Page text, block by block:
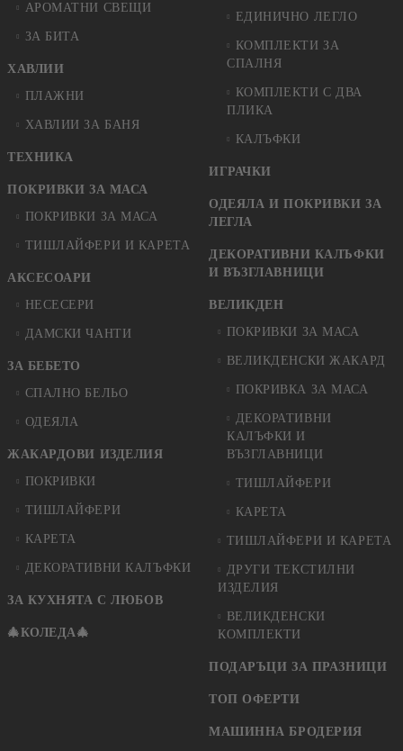
АРОМАТНИ СВЕЩИ
ЗА БИТА
ХАВЛИИ
ПЛАЖНИ
ХАВЛИИ ЗА БАНЯ
ТЕХНИКА
ПОКРИВКИ ЗА МАСА
ПОКРИВКИ ЗА МАСА
ТИШЛАЙФЕРИ И КАРЕТА
АКСЕСОАРИ
НЕСЕСЕРИ
ДАМСКИ ЧАНТИ
ЗА БЕБЕТО
СПАЛНО БЕЛЬО
ОДЕЯЛА
ЖАКАРДОВИ ИЗДЕЛИЯ
ПОКРИВКИ
ТИШЛАЙФЕРИ
КАРЕТА
ДЕКОРАТИВНИ КАЛЪФКИ
ЗА КУХНЯТА С ЛЮБОВ
🎄КОЛЕДА🎄
ЕДИНИЧНО ЛЕГЛО
КОМПЛЕКТИ ЗА
СПАЛНЯ
КОМПЛЕКТИ С ДВА
ПЛИКА
КАЛЪФКИ
ИГРАЧКИ
ОДЕЯЛА И ПОКРИВКИ ЗА
ЛЕГЛА
ДЕКОРАТИВНИ КАЛЪФКИ
И ВЪЗГЛАВНИЦИ
ВЕЛИКДЕН
ПОКРИВКИ ЗА МАСА
ВЕЛИКДЕНСКИ ЖАКАРД
ПОКРИВКА ЗА МАСА
ДЕКОРАТИВНИ
КАЛЪФКИ И
ВЪЗГЛАВНИЦИ
ТИШЛАЙФЕРИ
КАРЕТА
ТИШЛАЙФЕРИ И КАРЕТА
ДРУГИ ТЕКСТИЛНИ
ИЗДЕЛИЯ
ВЕЛИКДЕНСКИ
КОМПЛЕКТИ
ПОДАРЪЦИ ЗА ПРАЗНИЦИ
ТОП ОФЕРТИ
МАШИННА БРОДЕРИЯ